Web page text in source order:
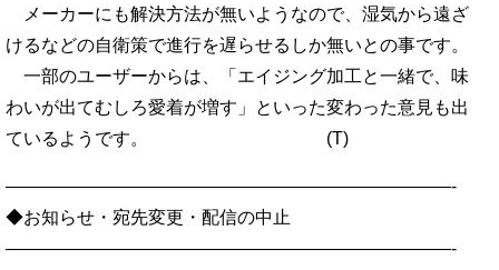
メーカーにも解決方法が無いようなので、湿気から遠ざ
けるなどの自衛策で進行を遅らせるしか無いとの事です。
一部のユーザーからは、「エイジング加工と一緒で、味
わいが出てむしろ愛着が増す」といった変わった意見も出
ているようです。 (T)
—————————————————————————-
◆お知らせ・宛先変更・配信の中止
—————————————————————————-